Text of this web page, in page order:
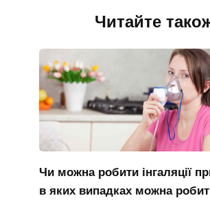
Читайте
Чи можна робити інгаляції
в яких випадках можна